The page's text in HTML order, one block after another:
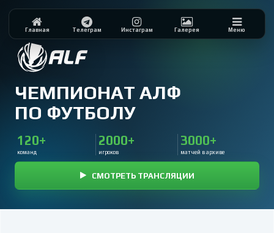
ЧЕМПИОНАТ АЛФ
ПО ФУТБОЛУ
120+
команд
2000+
игроков
3000+
матчей в архиве
СМОТРЕТЬ ТРАНСЛЯЦИИ
Главная Телеграм Инстаграм Галерея Меню